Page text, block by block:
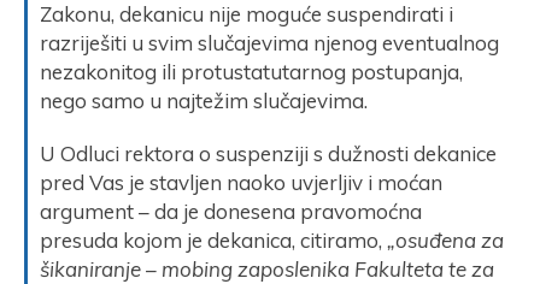
Zakonu, dekanicu nije moguće suspendirati i
razriješiti u svim slučajevima njenog eventualnog
nezakonitog ili protustatutarnog postupanja,
nego samo u najtežim slučajevima.
U Odluci rektora o suspenziji s dužnosti dekanice
pred Vas je stavljen naoko uvjerljiv i moćan
argument – da je donesena pravomoćna
presuda kojom je dekanica, citiramo, „osuđena za
šikaniranje – mobing zaposlenika Fakulteta te za